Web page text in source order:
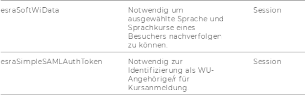
Christian Grünhaus
Academic Director, Senior Researcher (prev.
Schober)
Work and research focus:
Evaluation, SROI analyzes, financing, donation
esraSoftWiData
Notwendig um
ausgewählte Sprache und
Sprachkurse eines
Besuchers nachverfolgen
zu können.
Session
esraSimpleSAMLAuthToken
Notwendig zur
Identifizierung als WU-
Angehörige/r für
Kursanmeldung.
Session